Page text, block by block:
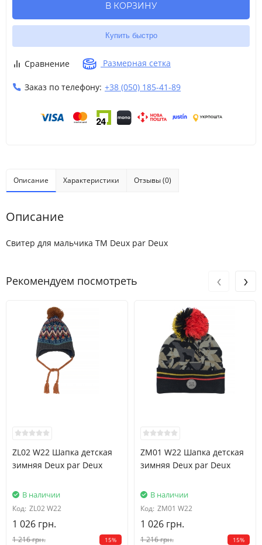
В КОРЗИНУ
Купить быстро
Сравнение Размерная сетка
Заказ по телефону: +38 (050) 185-41-89
Описание Характеристики Отзывы (0)
Описание
Свитер для мальчика ТМ Deux par Deux
Рекомендуем посмотреть
ZL02 W22 Шапка детская
зимняя Deux par Deux
В наличии
Код: ZL02 W22
1 026 грн.
1 216 грн. 15%
ZM01 W22 Шапка детская
зимняя Deux par Deux
В наличии
Код: ZM01 W22
1 026 грн.
1 216 грн. 15%
‹ ›